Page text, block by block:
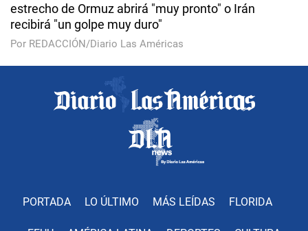
estrecho de Ormuz abrirá "muy pronto" o Irán
recibirá "un golpe muy duro"
Por REDACCIÓN/Diario Las Américas
PORTADA LO ÚLTIMO MÁS LEÍDAS FLORIDA